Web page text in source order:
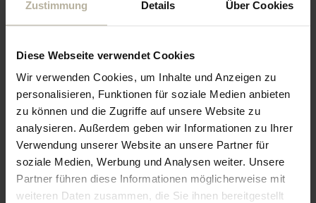
Zustimmung Details Über Cookies
Diese Webseite verwendet Cookies
Wir verwenden Cookies, um Inhalte und Anzeigen zu
personalisieren, Funktionen für soziale Medien anbieten
zu können und die Zugriffe auf unsere Website zu
analysieren. Außerdem geben wir Informationen zu Ihrer
Verwendung unserer Website an unsere Partner für
soziale Medien, Werbung und Analysen weiter. Unsere
Partner führen diese Informationen möglicherweise mit
weiteren Daten zusammen, die Sie ihnen bereitgestellt
Gastlichkeit, die das Ludwig Royal
zu einer der besten Adressen für
5 Tipps für einen gelungenen
Wellnessurlaub im Allgäu
Plane gezielt eine
Handypause pro Tag
Legen Sie Ihr Smartphone